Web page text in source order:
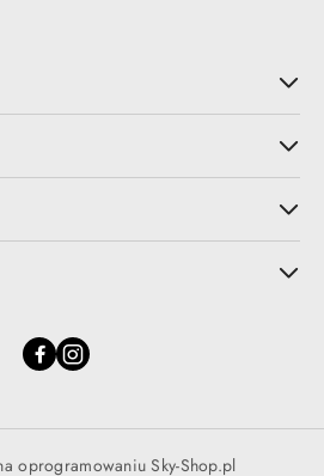
oprogramowaniu Sky-Shop.pl